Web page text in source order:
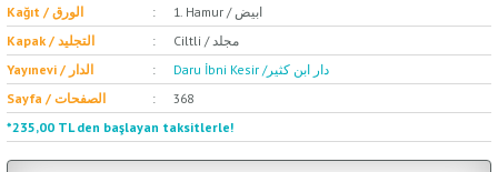
Kağıt / الورق
1. Hamur / ابيض
Kapak / التجليد
Ciltli / مجلد
Yayınevi / الدار
Daru İbni Kesir /دار ابن كثير
Sayfa / الصفحات
368
*235,00 TL den başlayan taksitlerle!